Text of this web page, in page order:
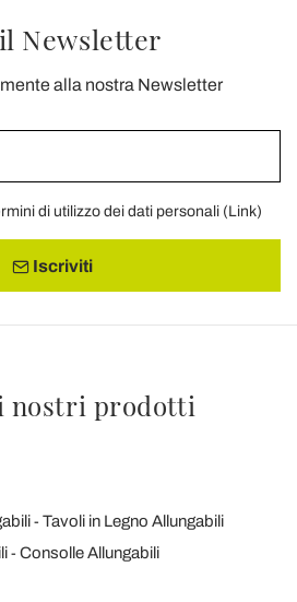
Newsletter
alla nostra Newsletter
di utilizzo dei dati personali (Link)
Iscriviti
nostri prodotti
Tavoli in Legno Allungabili
Consolle Allungabili